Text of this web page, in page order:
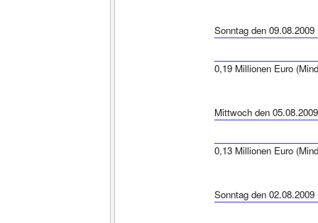
Sonntag den 09.08.2009
0,19 Millionen Euro
Mittwoch den 05.08.2009
0,13 Millionen Euro
Sonntag den 02.08.2009